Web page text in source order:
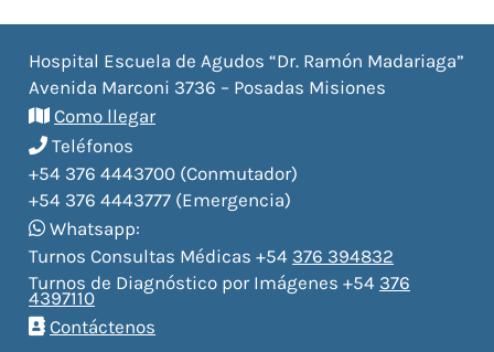
Hospital Escuela de Agudos “Dr. Ramón Madariaga”
Avenida Marconi 3736 – Posadas Misiones
Como llegar
Teléfonos
+54 376 4443700 (Conmutador)
+54 376 4443777 (Emergencia)
Whatsapp:
Turnos Consultas Médicas +54 376 394832
Turnos de Diagnóstico por Imágenes +54 376
4397110
Contáctenos